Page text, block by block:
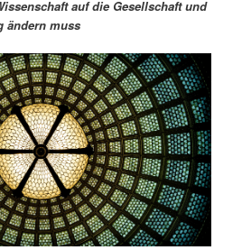
auf die Gesellschaft und
ändern muss